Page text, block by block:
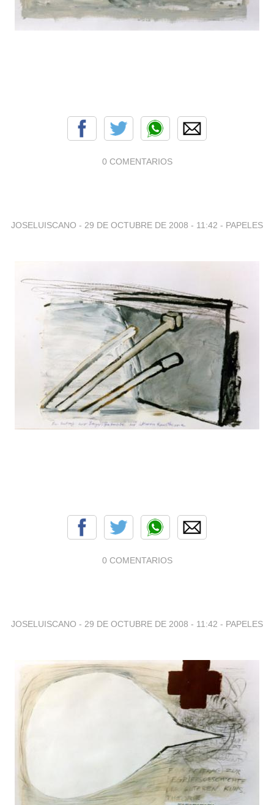
0 COMENTARIOS
JOSELUISCANO - 29 DE OCTUBRE DE 2008 - 11:42 - PAPELES
0 COMENTARIOS
JOSELUISCANO - 29 DE OCTUBRE DE 2008 - 11:42 - PAPELES